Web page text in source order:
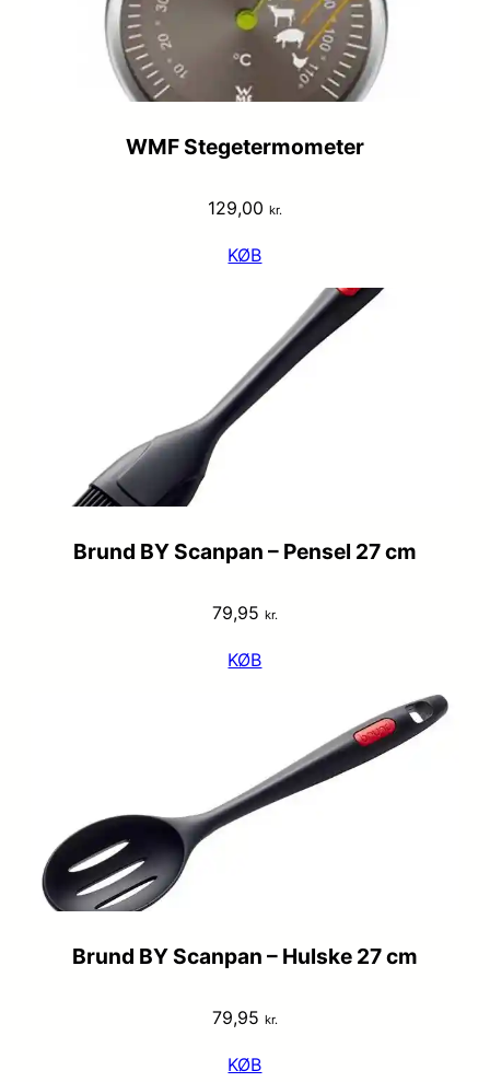
WMF Stegetermometer
129,00 kr.
KØB
Brund BY Scanpan – Pensel 27 cm
79,95 kr.
KØB
Brund BY Scanpan – Hulske 27 cm
79,95 kr.
KØB